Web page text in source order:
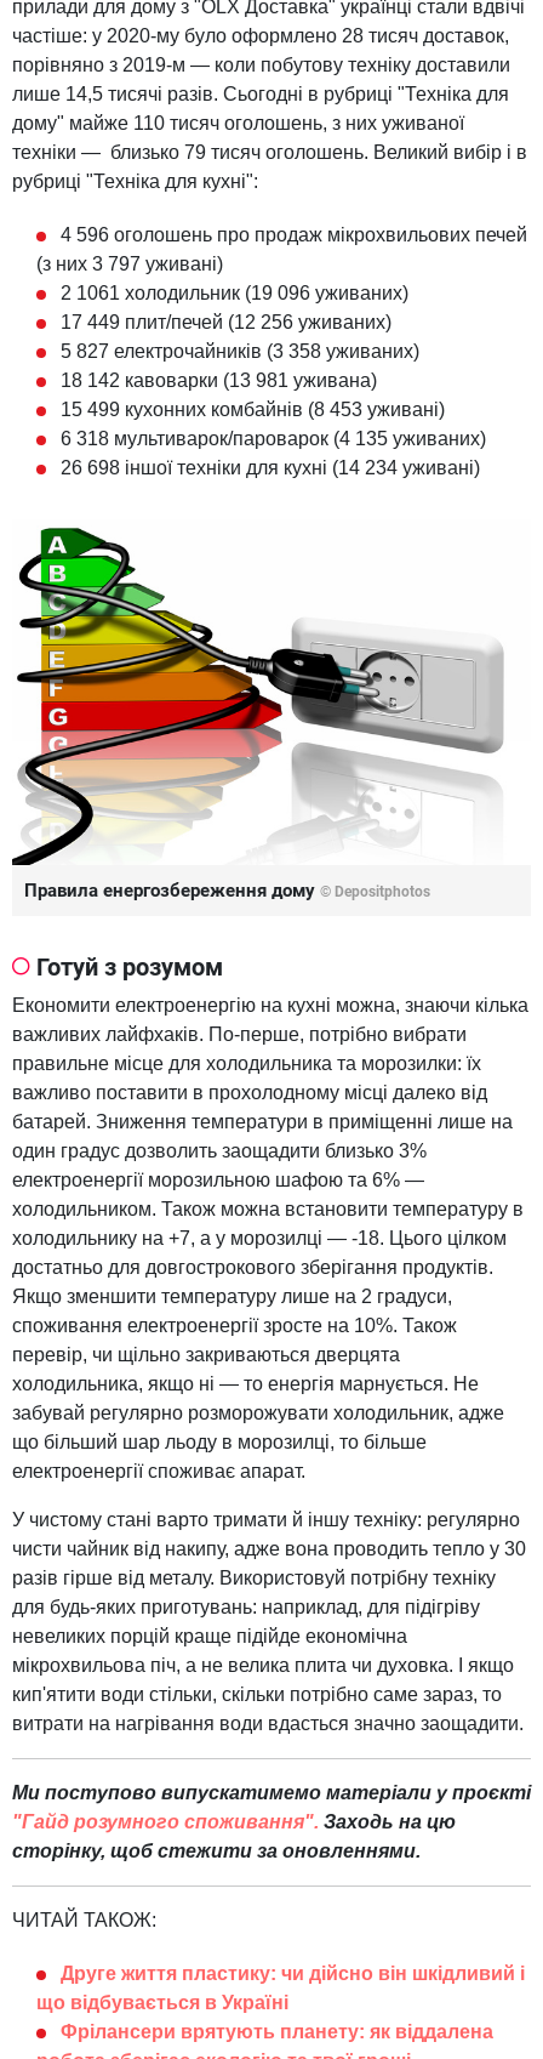
прилади для дому з "OLX Доставка" українці стали вдвічі
частіше: у 2020-му було оформлено 28 тисяч доставок,
порівняно з 2019-м — коли побутову техніку доставили
лише 14,5 тисячі разів. Сьогодні в рубриці "Техніка для
дому" майже 110 тисяч оголошень, з них уживаної
техніки — близько 79 тисяч оголошень. Великий вибір і в
рубриці "Техніка для кухні":
4 596 оголошень про продаж мікрохвильових печей
(з них 3 797 уживані)
2 1061 холодильник (19 096 уживаних)
17 449 плит/печей (12 256 уживаних)
5 827 електрочайників (3 358 уживаних)
18 142 кавоварки (13 981 уживана)
15 499 кухонних комбайнів (8 453 уживані)
6 318 мультиварок/пароварок (4 135 уживаних)
26 698 іншої техніки для кухні (14 234 уживані)
Правила енергозбереження дому © Depositphotos
Готуй з розумом
Економити електроенергію на кухні можна, знаючи кілька
важливих лайфхаків. По-перше, потрібно вибрати
правильне місце для холодильника та морозилки: їх
важливо поставити в прохолодному місці далеко від
батарей. Зниження температури в приміщенні лише на
один градус дозволить заощадити близько 3%
електроенергії морозильною шафою та 6% —
холодильником. Також можна встановити температуру в
холодильнику на +7, а у морозилці — -18. Цього цілком
достатньо для довгострокового зберігання продуктів.
Якщо зменшити температуру лише на 2 градуси,
споживання електроенергії зросте на 10%. Також
перевір, чи щільно закриваються дверцята
холодильника, якщо ні — то енергія марнується. Не
забувай регулярно розморожувати холодильник, адже
що більший шар льоду в морозилці, то більше
електроенергії споживає апарат.
У чистому стані варто тримати й іншу техніку: регулярно
чисти чайник від накипу, адже вона проводить тепло у 30
разів гірше від металу. Використовуй потрібну техніку
для будь-яких приготувань: наприклад, для підігріву
невеликих порцій краще підійде економічна
мікрохвильова піч, а не велика плита чи духовка. І якщо
кип'ятити води стільки, скільки потрібно саме зараз, то
витрати на нагрівання води вдасться значно заощадити.
Ми поступово випускатимемо матеріали у проєкті
"Гайд розумного споживання". Заходь на цю
сторінку, щоб стежити за оновленнями.
ЧИТАЙ ТАКОЖ:
Друге життя пластику: чи дійсно він шкідливий і
що відбувається в Україні
Фрілансери врятують планету: як віддалена